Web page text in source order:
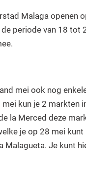
Malaga openen
periode van 18 tot
mei ook nog
kun je 2 markten
la Merced deze
je op 28 mei kunt
Malagueta. Je kunt